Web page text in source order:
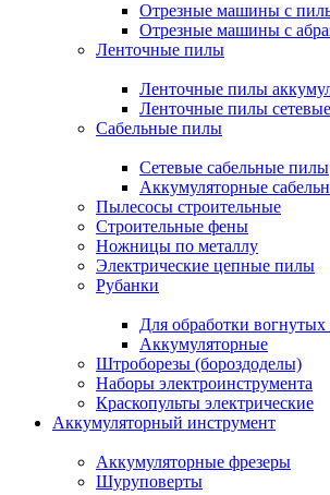
Отрезные машины с
Отрезные машины с
Ленточные пилы
Ленточные пилы
Ленточные пилы сетевые
Сабельные пилы
Сетевые сабельные пилы
Аккумуляторные
Пылесосы строительные
Строительные фены
Ножницы по металлу
Электрические цепные пилы
Рубанки
Для обработки вогнутых
Аккумуляторные
Штроборезы (бороздоделы)
Наборы электроинструмента
Краскопульты электрические
Аккумуляторный инструмент
Аккумуляторные фрезеры
Шуруповерты